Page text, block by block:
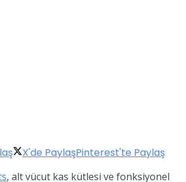
X'de PaylaşPinterest'te Paylaş
, alt vücut kas kütlesi ve fonksiyonel